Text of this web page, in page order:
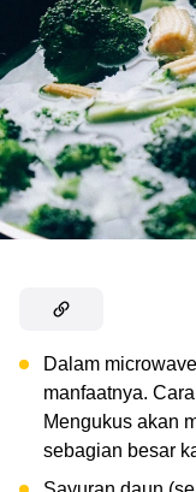
Dalam
manfaatnya.
Mengukus akan
sebagian besar